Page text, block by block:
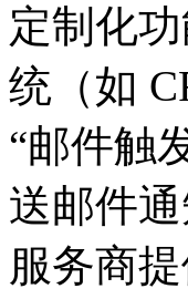
定制化
统（如
“邮件触
送邮件
服务商